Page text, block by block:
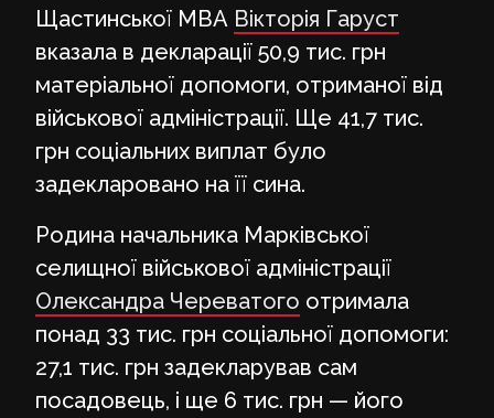
Щастинської МВА Вікторія Гаруст
вказала в декларації 50,9 тис. грн
матеріальної допомоги, отриманої від
військової адміністрації. Ще 41,7 тис.
грн соціальних виплат було
задекларовано на її сина.
Родина начальника Марківської
селищної військової адміністрації
Олександра Череватого отримала
понад 33 тис. грн соціальної допомоги:
27,1 тис. грн задекларував сам
посадовець, і ще 6 тис. грн — його